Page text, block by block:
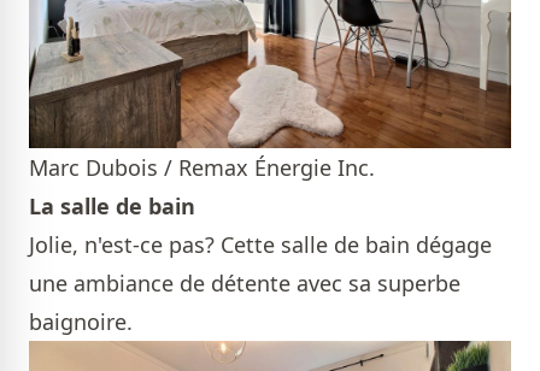
Marc Dubois / Remax Énergie Inc.
La salle de bain
Jolie, n'est-ce pas? Cette salle de bain dégage
une ambiance de détente avec sa superbe
baignoire.